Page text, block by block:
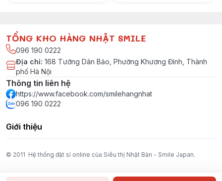
TỔNG KHO HÀNG NHẬT SMILE
096 190 0222
Địa chỉ: 168 Tưởng Dân Bảo, Phường Khương Đình, Thành
phố Hà Nội
Thông tin liên hệ
https://www.facebook.com/smilehangnhat
096 190 0222
Giới thiệu
© 2011 Hệ thống đặt sỉ online của Siêu thị Nhật Bản - Smile Japan.